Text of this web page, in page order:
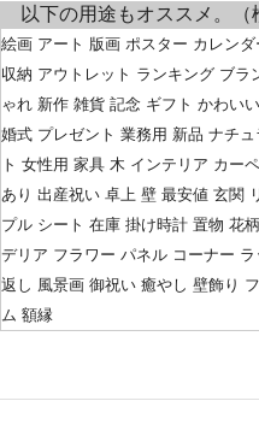
以下の用途もオススメ。（
絵画 アート 版画 ポスター カレン
収納 アウトレット ランキング ブ
ゃれ 新作 雑貨 記念 ギフト かわい
婚式 プレゼント 業務用 新品 ナチ
ト 女性用 家具 木 インテリア カー
あり 出産祝い 卓上 壁 最安値 玄関
プル シート 在庫 掛け時計 置物 花
デリア フラワー パネル コーナー
返し 風景画 御祝い 癒やし 壁飾り
ム 額縁